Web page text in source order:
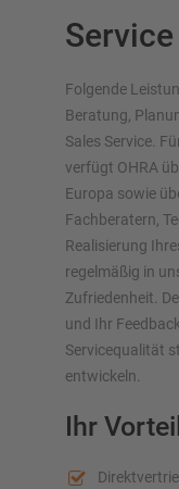
Service
Folgende
Beratung,
Sales Service.
verfügt OHRA
Europa sowie
Fachberatern,
Realisierung
regelmäßig in
Zufriedenheit.
und Ihr
Servicequalität
entwickeln.
Ihr
Kragarmregal für
Lagersysteme
Palettenregale
Automatische
Lagerbühne